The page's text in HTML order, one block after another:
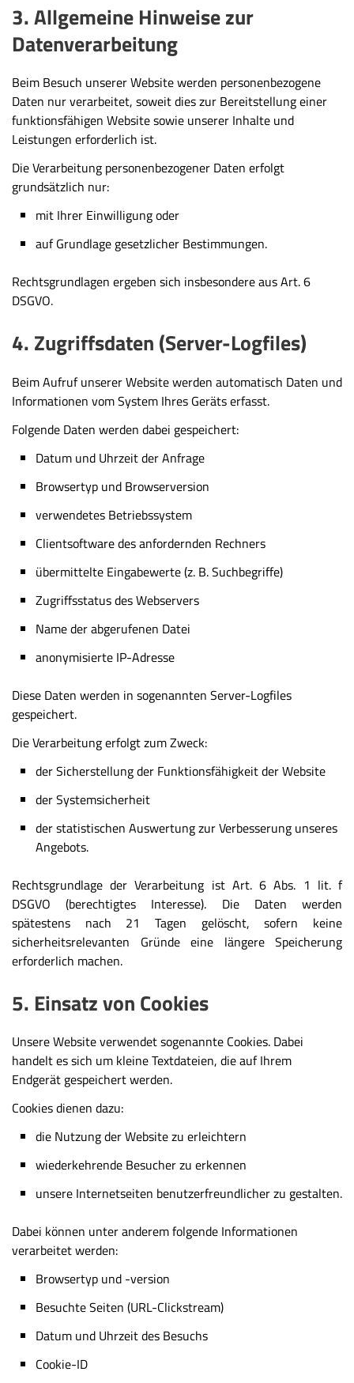
3. Allgemeine Hinweise zur
Datenverarbeitung
Beim Besuch unserer Website werden personenbezogene
Daten nur verarbeitet, soweit dies zur Bereitstellung einer
funktionsfähigen Website sowie unserer Inhalte und
Leistungen erforderlich ist.
Die Verarbeitung personenbezogener Daten erfolgt
grundsätzlich nur:
mit Ihrer Einwilligung oder
auf Grundlage gesetzlicher Bestimmungen.
Rechtsgrundlagen ergeben sich insbesondere aus Art. 6
DSGVO.
4. Zugriffsdaten (Server-Logfiles)
Beim Aufruf unserer Website werden automatisch Daten und
Informationen vom System Ihres Geräts erfasst.
Folgende Daten werden dabei gespeichert:
Datum und Uhrzeit der Anfrage
Browsertyp und Browserversion
verwendetes Betriebssystem
Clientsoftware des anfordernden Rechners
übermittelte Eingabewerte (z. B. Suchbegriffe)
Zugriffsstatus des Webservers
Name der abgerufenen Datei
anonymisierte IP-Adresse
Diese Daten werden in sogenannten Server-Logfiles
gespeichert.
Die Verarbeitung erfolgt zum Zweck:
der Sicherstellung der Funktionsfähigkeit der Website
der Systemsicherheit
der statistischen Auswertung zur Verbesserung unseres
Angebots.
Rechtsgrundlage der Verarbeitung ist Art. 6 Abs. 1 lit. f
DSGVO (berechtigtes Interesse). Die Daten werden
spätestens nach 21 Tagen gelöscht, sofern keine
sicherheitsrelevanten Gründe eine längere Speicherung
erforderlich machen.
5. Einsatz von Cookies
Unsere Website verwendet sogenannte Cookies. Dabei
handelt es sich um kleine Textdateien, die auf Ihrem
Endgerät gespeichert werden.
Cookies dienen dazu:
die Nutzung der Website zu erleichtern
wiederkehrende Besucher zu erkennen
unsere Internetseiten benutzerfreundlicher zu gestalten.
Dabei können unter anderem folgende Informationen
verarbeitet werden:
Browsertyp und -version
Besuchte Seiten (URL-Clickstream)
Datum und Uhrzeit des Besuchs
Cookie-ID